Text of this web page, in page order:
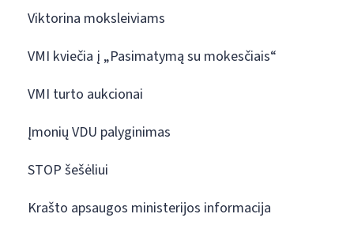
Viktorina moksleiviams
VMI kviečia į „Pasimatymą su mokesčiais“
VMI turto aukcionai
Įmonių VDU palyginimas
STOP šešėliui
Krašto apsaugos ministerijos informacija